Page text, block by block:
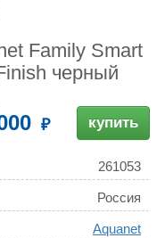
Family Smart
черный
купить
261053
Россия
Aquanet